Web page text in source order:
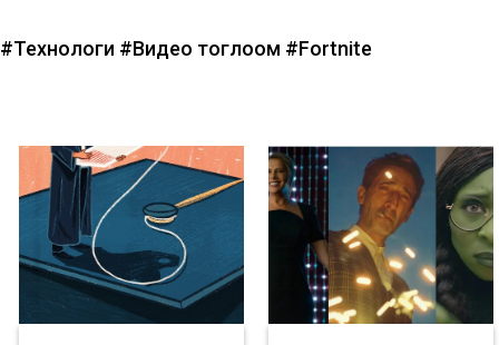
#Технологи #Видео тоглоом #Fortnite